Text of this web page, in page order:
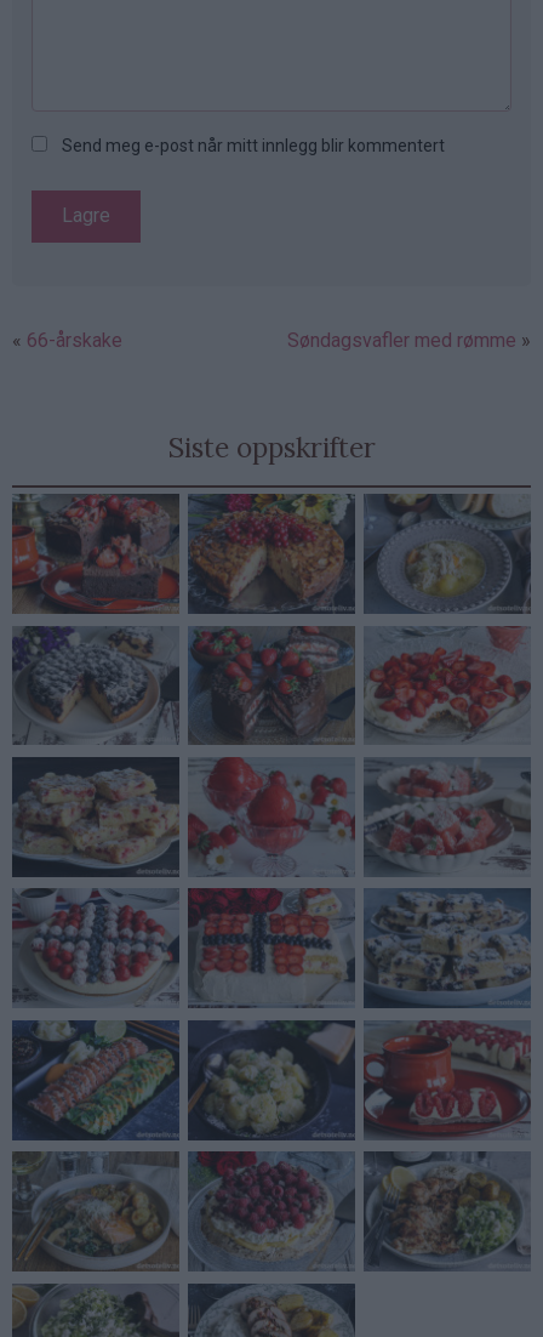
Send meg e-post når mitt innlegg blir kommentert
66-årskake Søndagsvafler med rømme
Siste oppskrifter